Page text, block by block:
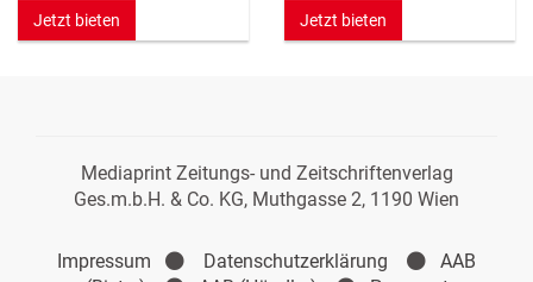
Jetzt bieten Jetzt bieten
Mediaprint Zeitungs- und Zeitschriftenverlag
Ges.m.b.H. & Co. KG, Muthgasse 2, 1190 Wien
Impressum Datenschutzerklärung
AAB